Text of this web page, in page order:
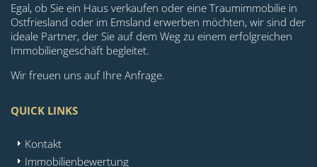
Egal, ob Sie ein Haus verkaufen oder eine Traumimmobilie in
Ostfriesland oder im Emsland erwerben möchten, wir sind der
ideale Partner, der Sie auf dem Weg zu einem erfolgreichen
Immobiliengeschäft begleitet.
Wir freuen uns auf Ihre Anfrage.
QUICK LINKS
Kontakt
Immobilienbewertung